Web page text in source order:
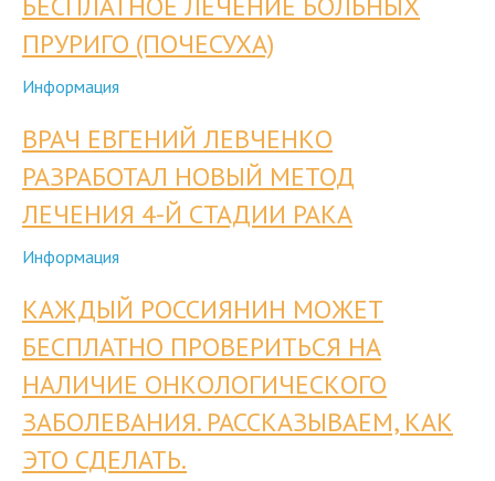
ПРУРИГО (ПОЧЕСУХА)
Информация
РАЗРАБОТАЛ НОВЫЙ МЕТОД
ЛЕЧЕНИЯ 4-Й СТАДИИ РАКА
Информация
БЕСПЛАТНО ПРОВЕРИТЬСЯ НА
НАЛИЧИЕ ОНКОЛОГИЧЕСКОГО
ЗАБОЛЕВАНИЯ. РАССКАЗЫВАЕМ, КАК
ЭТО СДЕЛАТЬ.